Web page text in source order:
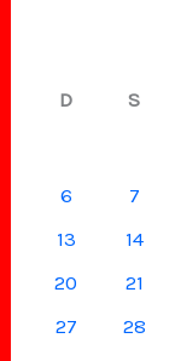
D S
6
7
13
14
20
21
27
28